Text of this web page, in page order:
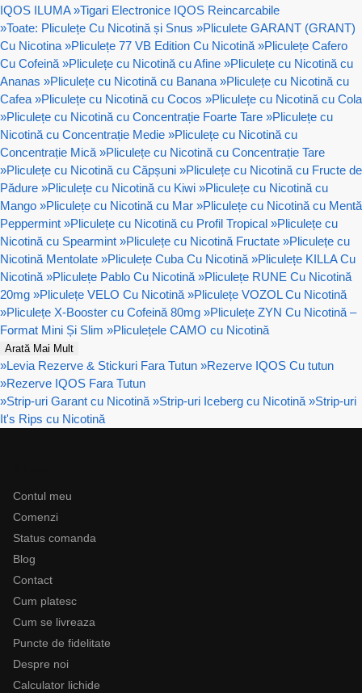
IQOS ILUMA »Tigari Electronice IQOS Reincarcabile
»Toate: Pliculețe Cu Nicotină și Snus »Pliculete GARANT (GRANT)
Cu Nicotina »Pliculețe 77 VB Edition Cu Nicotină »Pliculețe Cafero
Cu Cofeină »Pliculețe cu Nicotină cu Afine »Pliculețe cu Nicotină cu
Ananas »Pliculețe cu Nicotină cu Banana »Pliculețe cu Nicotină cu
Cafea »Pliculețe cu Nicotină cu Cocos »Pliculețe cu Nicotină cu Cola
»Pliculețe cu Nicotină cu Concentrație Foarte Tare »Pliculețe cu
Nicotină cu Concentrație Medie »Pliculețe cu Nicotină cu
Concentrație Mică »Pliculețe cu Nicotină cu Concentrație Tare
»Pliculețe cu Nicotină cu Căpșuni »Pliculețe cu Nicotină cu Fructe de
Pădure »Pliculețe cu Nicotină cu Kiwi »Pliculețe cu Nicotină cu
Mango »Pliculețe cu Nicotină cu Mar »Pliculețe cu Nicotină cu Mentă
Peppermint »Pliculețe cu Nicotină cu Profil Tropical »Pliculețe cu
Nicotină cu Spearmint »Pliculețe cu Nicotină Fructate »Pliculețe cu
Nicotină Mentolate »Pliculețe Cuba Cu Nicotină »Pliculețe KILLA Cu
Nicotină »Pliculețe Pablo Cu Nicotină »Pliculețe RUNE Cu Nicotină
20mg »Pliculețe VELO Cu Nicotină »Pliculețe VOZOL Cu Nicotină
»Pliculețe X-Booster cu Cofeină 80mg »Pliculețe ZYN Cu Nicotină –
Format Mini Și Slim »Pliculețele CAMO cu Nicotină
Arată Mai Mult
»Levia Rezerve & Stickuri Fara Tutun »Rezerve IQOS Cu tutun
»Rezerve IQOS Fara Tutun
»Strip-uri Garant cu Nicotină »Strip-uri Iceberg cu Nicotină »Strip-uri
It's Rips cu Nicotină
Contul meu
Comenzi
Status comanda
Blog
Contact
Cum platesc
Cum se livreaza
Puncte de fidelitate
Despre noi
Calculator lichide